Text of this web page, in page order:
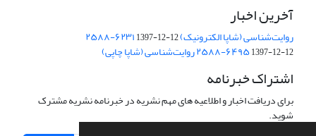
آخرین اخبار
روایت‌شناسی (شاپا الکترونیک) ‪۲۵۸۸-۶۲۳۱1397-12-12
‪روایت‌شناسی (شاپا چاپی) ‪۲۵۸۸-۶۴۹۵1397-12-12
اشتراک خبرنامه
برای دریافت اخبار و اطلاعیه های مهم نشریه در خبرنامه نشریه مشترک
شوید.